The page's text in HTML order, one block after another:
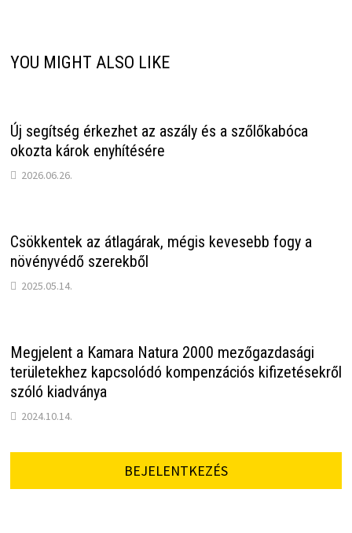
YOU MIGHT ALSO LIKE
Új segítség érkezhet az aszály és a szőlőkabóca
okozta károk enyhítésére
2026.06.26.
Csökkentek az átlagárak, mégis kevesebb fogy a
növényvédő szerekből
2025.05.14.
Megjelent a Kamara Natura 2000 mezőgazdasági
területekhez kapcsolódó kompenzációs kifizetésekről
szóló kiadványa
2024.10.14.
BEJELENTKEZÉS